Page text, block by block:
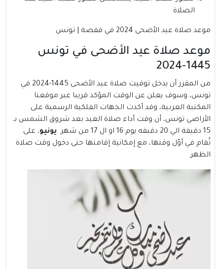
الصلاة
موعد صلاة عيد الأضحى 2024 في قفصة | تونس
موعد صلاة عيد الأضحى في تونس
1445-2024
من المقرر أن يدخل توقيت صلاة عيد الأضحى 1445-2024 في
تونس، وسوف يعلن عن الوقت المؤكد قريبا عبر موقعنا
المكتبة العربية، وقد أكدت الجهات الفلكية الرسمية على
الأراضي تونس، أن وقت أداء صلاة العيد بعد شروق الشمس بـ
15 دقيقة الي 20 دقيقه يوم 16 او ال 17 من شهر
يونيو، على
تُقام في أوّل وقتها، مع إمكانية إقامتها حتى دخول وقت صلاة
الظهر.